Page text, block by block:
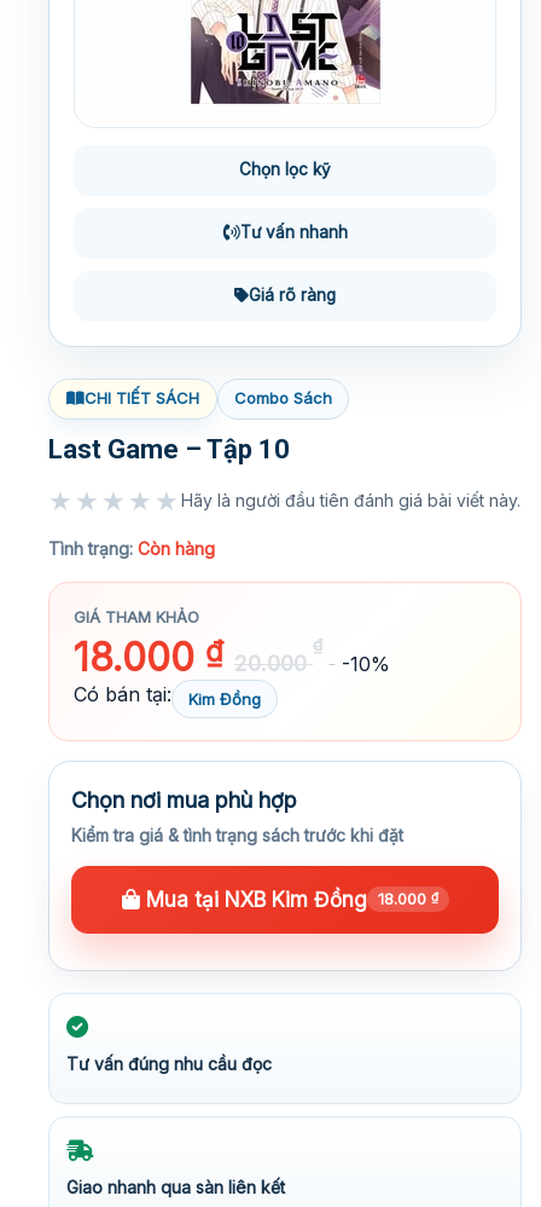
Chọn lọc kỹ
Tư vấn nhanh
Giá rõ ràng
CHI TIẾT SÁCH Combo Sách
Last Game – Tập 10
★★★★★ Hãy là người đầu tiên đánh giá bài viết này.
Tình trạng: Còn hàng
GIÁ THAM KHẢO
18.000 ₫ 20.000
₫
-10%
Có bán tại:
Kim Đồng
Chọn nơi mua phù hợp
Kiểm tra giá & tình trạng sách trước khi đặt
Mua tại NXB Kim Đồng 18.000 ₫
Tư vấn đúng nhu cầu đọc
Giao nhanh qua sàn liên kết